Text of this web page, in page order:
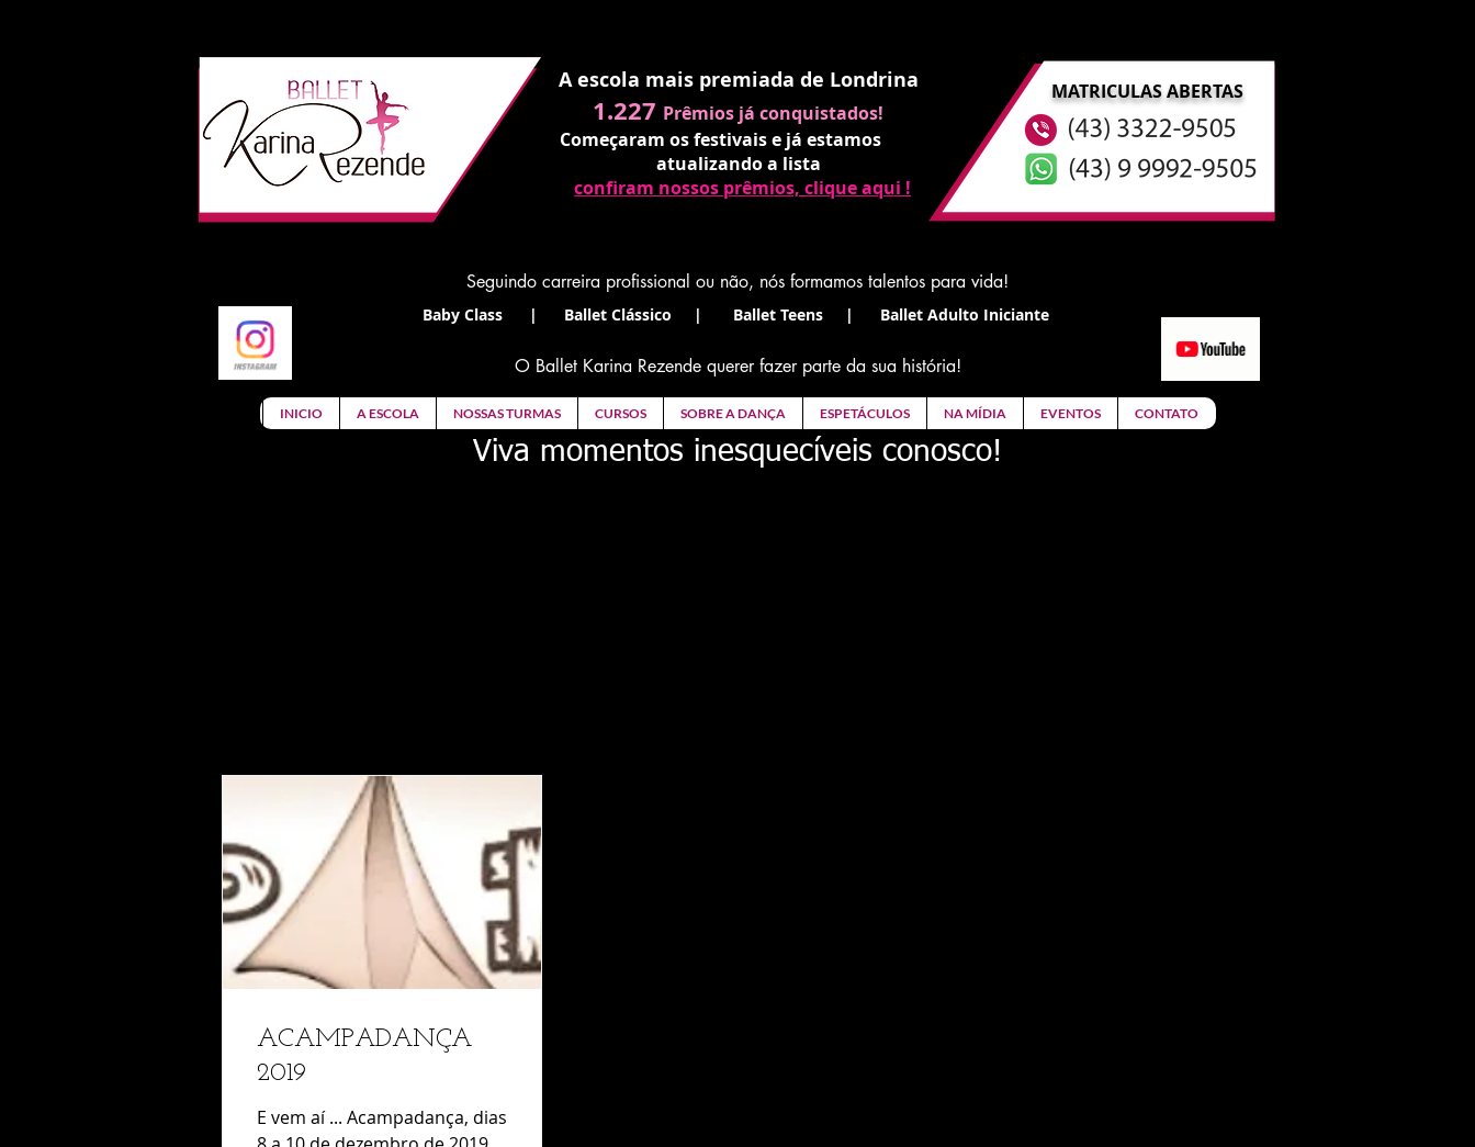
A escola mais premiada de Londrina
1.227 Prêmios já conquistados!
Começaram os festivais e já estamos
atualizando a lista
confiram nossos prêmios, clique aqui !
MATRICULAS ABERTAS
Seguindo carreira profissional ou não, nós formamos talentos para vida!
Baby Class | Ballet Clássico | Ballet Teens | Ballet Adulto Iniciante
O Ballet Karina Rezende querer fazer parte da sua história!
INICIO A ESCOLA NOSSAS TURMAS CURSOS SOBRE A DANÇA ESPETÁCULOS NA MÍDIA EVENTOS CONTATO
Viva momentos inesquecíveis conosco!
ACAMPADANÇA
2019
E vem aí ... Acampadança, dias